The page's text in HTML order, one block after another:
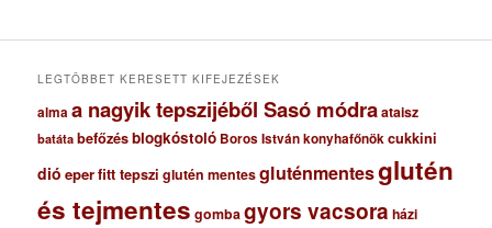
u
LEGTÖBBET KERESETT KIFEJEZÉSEK
almaa nagyik tepszijéből Sasó módraataisz
batáta befőzésblogkóstoló Boros István konyhafőnökcukkini
dió eperfitt tepszi glutén mentesgluténmentesglutén
és tejmentes gombagyors vacsora házi